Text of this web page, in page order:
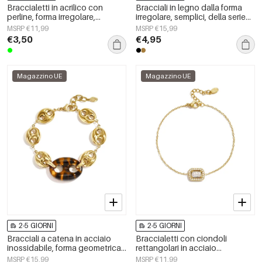
Braccialetti in acrilico con
perline, forma irregolare,
semplici, per tutti i giorni, serie
Simple, gioielli da donna
MSRP €11,99
€3,50
Bracciali in legno dalla forma
irregolare, semplici, della serie
Simple, per tutti i giorni, gioielli
da donna.
MSRP €15,99
€4,95
Magazzino UE
2-5 GIORNI
Bracciali a catena in acciaio
inossidabile, forma geometrica,
semplici, serie Simple, gioielli da
MSRP €15,99
Magazzino UE
2-5 GIORNI
Braccialetti con ciondoli
rettangolari in acciaio
inossidabile, semplici, della
MSRP €11,99